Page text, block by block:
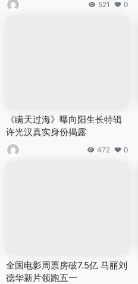
521 0
《瞒天过海》曝向阳生长特辑
许光汉真实身份揭露
472 0
全国电影周票房破7.5亿 马丽刘
德华新片领跑五一